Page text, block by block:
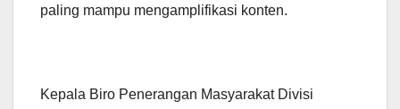
paling mampu mengamplifikasi konten.
Kepala Biro Penerangan Masyarakat Divisi